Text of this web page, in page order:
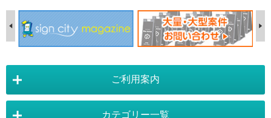
ご利用案内
カテゴリー一覧